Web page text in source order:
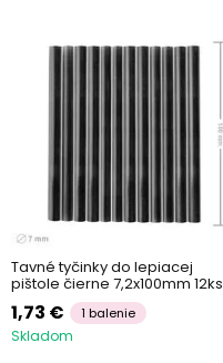
Tavné tyčinky do lepiacej
pištole čierne 7,2x100mm 12ks
1,73 € 1 balenie
Skladom